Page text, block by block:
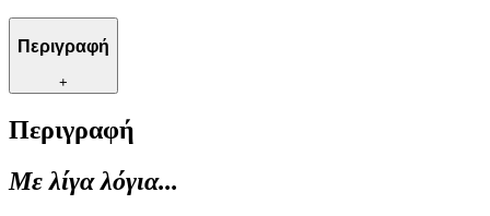
Περιγραφή
+
Περιγραφή
Με λίγα λόγια...